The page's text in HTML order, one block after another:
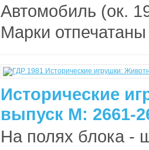
Автомобиль (ок.
Марки
Исторические
выпуск М: 2661-
На полях блока -